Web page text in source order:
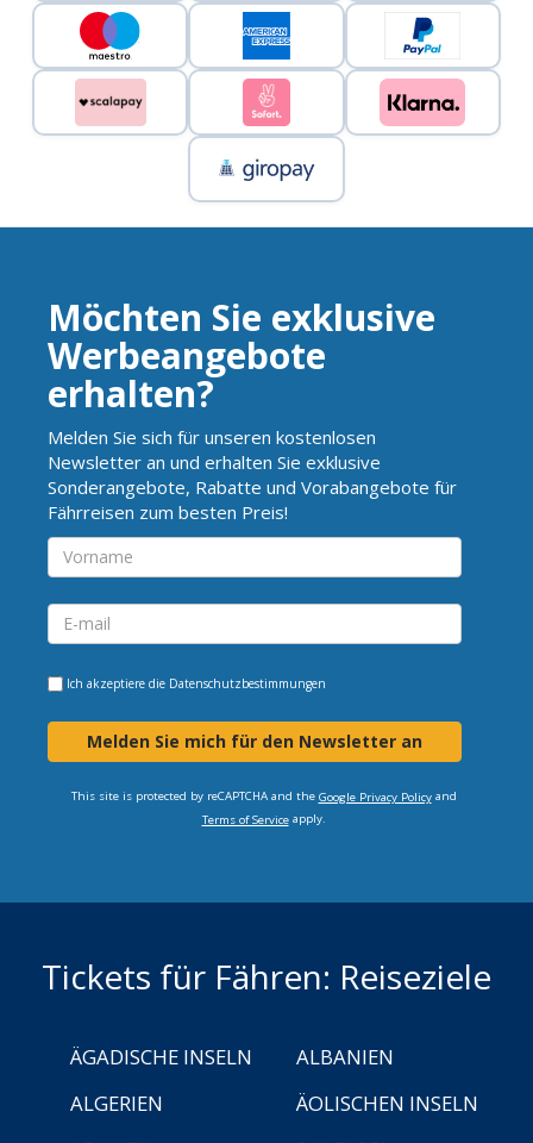
Möchten Sie exklusive
Werbeangebote
erhalten?
Melden Sie sich für unseren kostenlosen
Newsletter an und erhalten Sie exklusive
Sonderangebote, Rabatte und Vorabangebote für
Fährreisen zum besten Preis!
Ich akzeptiere die Datenschutzbestimmungen
Melden Sie mich für den Newsletter an
This site is protected by reCAPTCHA and the Google Privacy Policyand
Terms of Serviceapply.
Tickets für Fähren: Reiseziele
ÄGADISCHE INSELN
ALBANIEN
ALGERIEN
ÄOLISCHEN INSELN